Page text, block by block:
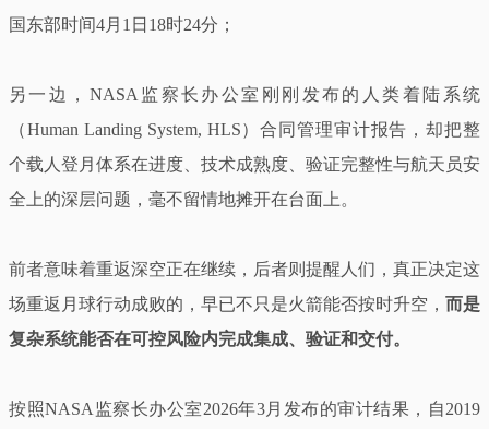
国东部时间4月1日18时24分；
另一边，NASA监察长办公室刚刚发布的人类着陆系统
（Human Landing System, HLS）合同管理审计报告，却把整
个载人登月体系在进度、技术成熟度、验证完整性与航天员安
全上的深层问题，毫不留情地摊开在台面上。
前者意味着重返深空正在继续，后者则提醒人们，真正决定这
场重返月球行动成败的，早已不只是火箭能否按时升空， 而是
复杂系统能否在可控风险内完成集成、验证和交付。
按照NASA监察长办公室2026年3月发布的审计结果，自2019